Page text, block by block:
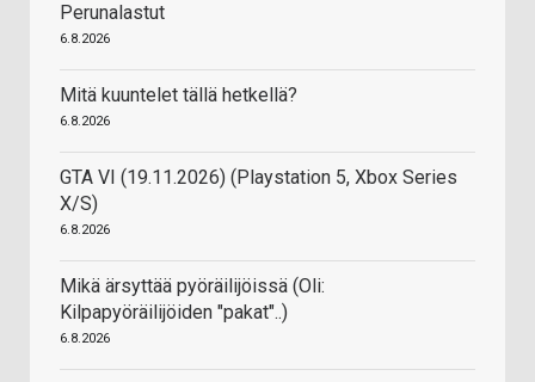
Perunalastut
6.8.2026
Mitä kuuntelet tällä hetkellä?
6.8.2026
GTA VI (19.11.2026) (Playstation 5, Xbox Series
X/S)
6.8.2026
Mikä ärsyttää pyöräilijöissä (Oli:
Kilpapyöräilijöiden "pakat"..)
6.8.2026